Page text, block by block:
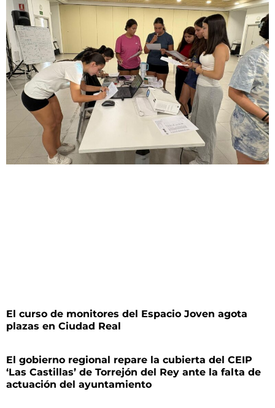
El curso de monitores del Espacio Joven agota
plazas en Ciudad Real
El gobierno regional repare la cubierta del CEIP
‘Las Castillas’ de Torrejón del Rey ante la falta de
actuación del ayuntamiento